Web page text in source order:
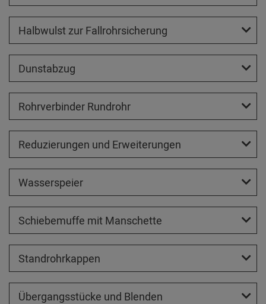
Halbwulst zur Fallrohrsicherung
Dunstabzug
Rohrverbinder Rundrohr
Reduzierungen und Erweiterungen
Wasserspeier
Schiebemuffe mit Manschette
Standrohrkappen
Übergangsstücke und Blenden